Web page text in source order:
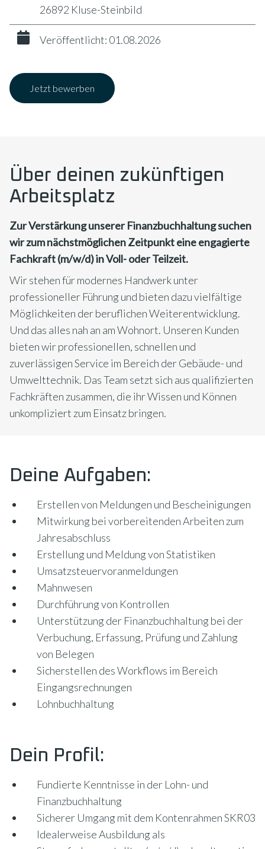
26892 Kluse-Steinbild
Veröffentlicht: 01.08.2026
Jetzt bewerben
Über deinen zukünftigen
Arbeitsplatz
Zur Verstärkung unserer Finanzbuchhaltung suchen
wir zum nächstmöglichen Zeitpunkt eine engagierte
Fachkraft (m/w/d) in Voll- oder Teilzeit.
Wir stehen für modernes Handwerk unter
professioneller Führung und bieten dazu vielfältige
Möglichkeiten der beruflichen Weiterentwicklung.
Und das alles nah an am Wohnort. Unseren Kunden
bieten wir professionellen, schnellen und
zuverlässigen Service im Bereich der Gebäude- und
Umwelttechnik. Das Team setzt sich aus qualifizierten
Fachkräften zusammen, die ihr Wissen und Können
unkompliziert zum Einsatz bringen.
Deine Aufgaben:
Erstellen von Meldungen und Bescheinigungen
Mitwirkung bei vorbereitenden Arbeiten zum
Jahresabschluss
Erstellung und Meldung von Statistiken
Umsatzsteuervoranmeldungen
Mahnwesen
Durchführung von Kontrollen
Unterstützung der Finanzbuchhaltung bei der
Verbuchung, Erfassung, Prüfung und Zahlung
von Belegen
Sicherstellen des Workflows im Bereich
Eingangsrechnungen
Lohnbuchhaltung
Dein Profil:
Fundierte Kenntnisse in der Lohn- und
Finanzbuchhaltung
Sicherer Umgang mit dem Kontenrahmen SKR03
Idealerweise Ausbildung als